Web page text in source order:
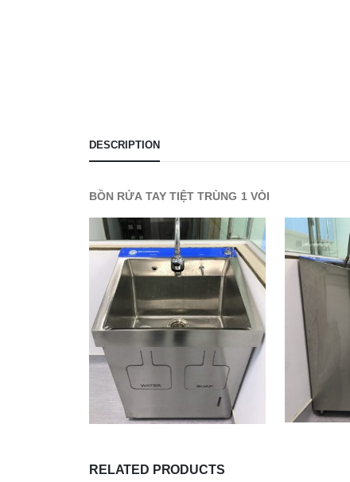
DESCRIPTION
BỒN RỬA TAY TIỆT TRÙNG 1 VÒI
RELATED PRODUCTS